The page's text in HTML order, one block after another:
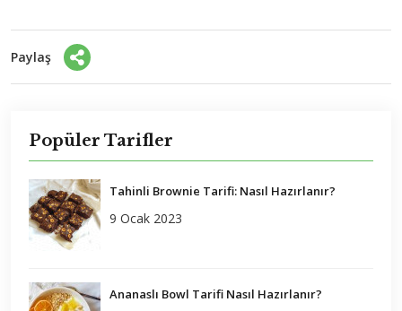
Paylaş
Popüler Tarifler
Tahinli Brownie Tarifi: Nasıl Hazırlanır?
9 Ocak 2023
Ananaslı Bowl Tarifi Nasıl Hazırlanır?